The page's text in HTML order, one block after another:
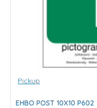
Pickup
EHBO POST 10X10 P602